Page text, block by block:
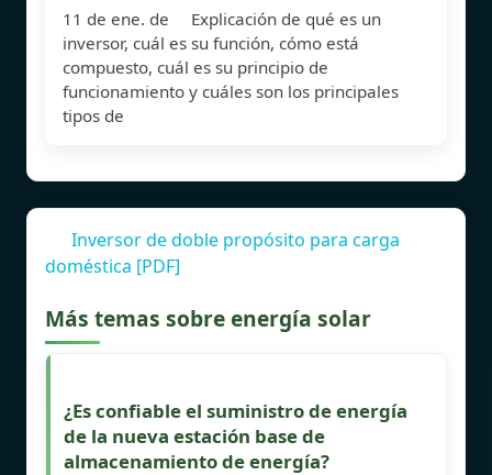
11 de ene. de Explicación de qué es un
inversor, cuál es su función, cómo está
compuesto, cuál es su principio de
funcionamiento y cuáles son los principales
tipos de
Inversor de doble propósito para carga
doméstica [PDF]
Más temas sobre energía solar
¿Es confiable el suministro de energía
de la nueva estación base de
almacenamiento de energía?